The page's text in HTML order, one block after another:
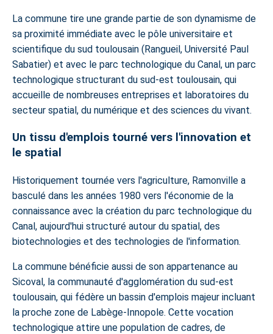
La commune tire une grande partie de son dynamisme de
sa proximité immédiate avec le pôle universitaire et
scientifique du sud toulousain (Rangueil, Université Paul
Sabatier) et avec le parc technologique du Canal, un parc
technologique structurant du sud-est toulousain, qui
accueille de nombreuses entreprises et laboratoires du
secteur spatial, du numérique et des sciences du vivant.
Un tissu d'emplois tourné vers l'innovation et
le spatial
Historiquement tournée vers l'agriculture, Ramonville a
basculé dans les années 1980 vers l'économie de la
connaissance avec la création du parc technologique du
Canal, aujourd'hui structuré autour du spatial, des
biotechnologies et des technologies de l'information.
La commune bénéficie aussi de son appartenance au
Sicoval, la communauté d'agglomération du sud-est
toulousain, qui fédère un bassin d'emplois majeur incluant
la proche zone de Labège-Innopole. Cette vocation
technologique attire une population de cadres, de